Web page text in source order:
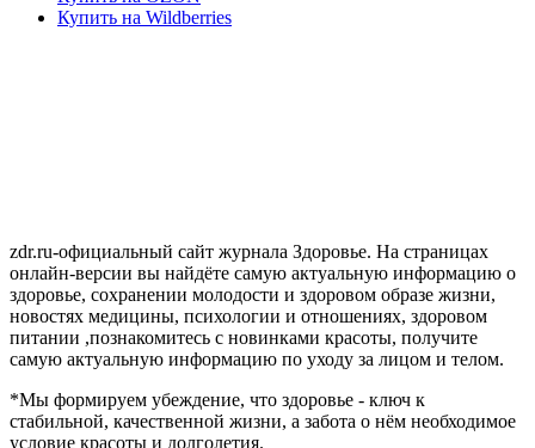
Купить на Wildberries
zdr.ru-официальный сайт журнала Здоровье. На страницах
онлайн-версии вы найдёте самую актуальную информацию о
здоровье, сохранении молодости и здоровом образе жизни,
новостях медицины, психологии и отношениях, здоровом
питании ,познакомитесь с новинками красоты, получите
самую актуальную информацию по уходу за лицом и телом.
*Мы формируем убеждение, что здоровье - ключ к
стабильной, качественной жизни, а забота о нём необходимое
условие красоты и долголетия.